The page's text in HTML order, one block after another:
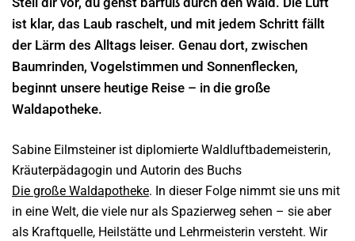
ist klar, das Laub raschelt, und mit jedem Schritt fällt
der Lärm des Alltags leiser. Genau dort, zwischen
Baumrinden, Vogelstimmen und Sonnenflecken,
beginnt unsere heutige Reise – in die große
Waldapotheke.
Sabine Eilmsteiner ist diplomierte Waldluftbademeisterin,
Kräuterpädagogin und Autorin des Buchs
Die große Waldapotheke. In dieser Folge nimmt sie uns mit
in eine Welt, die viele nur als Spazierweg sehen – sie aber
als Kraftquelle, Heilstätte und Lehrmeisterin versteht. Wir